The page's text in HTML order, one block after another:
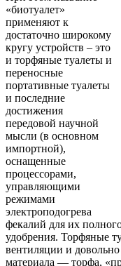
«биотуалет»
применяют к
достаточно широкому
кругу устройств – это
и торфяные туалеты и
переносные
портативные туалеты
и последние
достижения
передовой научной
мысли (в основном
импортной),
оснащенные
процессорами,
управляющими
режимами
электроподогрева
фекалий для их
удобрения. Торфяные
вентиляции и
материала — торфа,